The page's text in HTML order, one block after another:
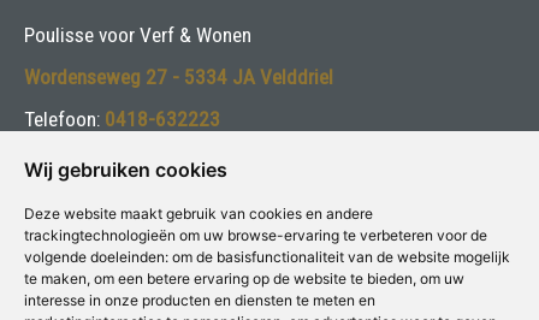
Wij gebruiken cookies
Deze website maakt gebruik van cookies en andere
trackingtechnologieën om uw browse-ervaring te verbeteren voor de
volgende doeleinden: om de basisfunctionaliteit van de website mogelijk
te maken, om een betere ervaring op de website te bieden, om uw
interesse in onze producten en diensten te meten en
Poulisse voor Verf & Wonen
Wordenseweg 27 - 5334 JA Velddriel
Telefoon: 0418-632223
E-mail:info@poulisse.nl
Volg ons: